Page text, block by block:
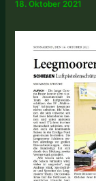
18. Oktober 2021